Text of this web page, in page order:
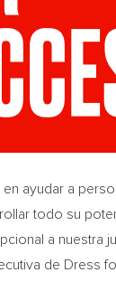
ayudar a
todo su
a nuestra
de Dress